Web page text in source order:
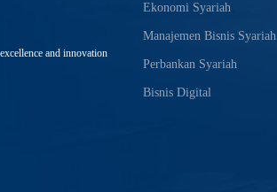
and innovation
Ekonomi Syariah
Manajemen Bisnis Syariah
Perbankan Syariah
Bisnis Digital